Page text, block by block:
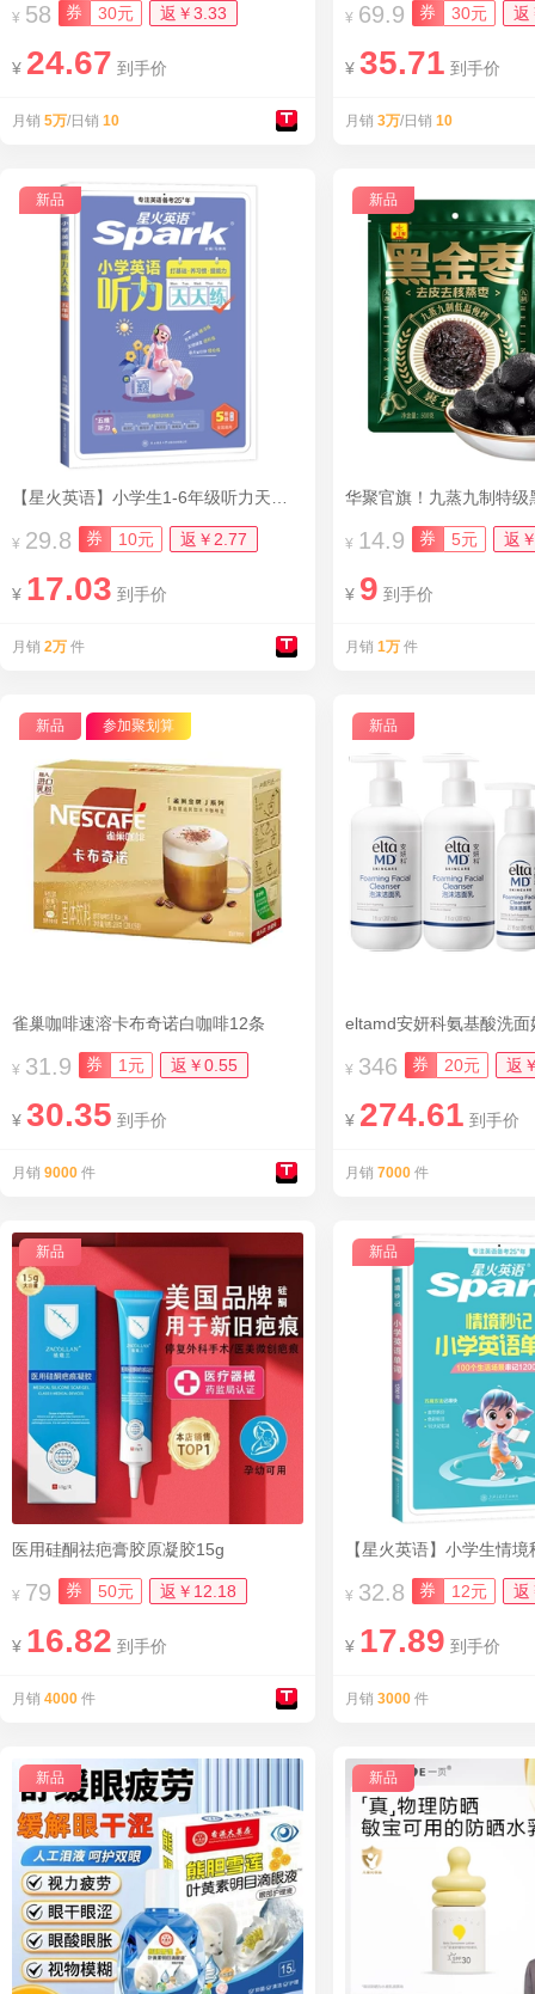
¥ 58 券 30元 返￥3.33
¥ 24.67 到手价
月销 5万/日销 10
¥ 69.9 券 30元 返
¥ 35.71 到手价
月销 3万/日销 10
新品
¥ 29.8 券 10元 返￥2.77
¥ 17.03 到手价
月销 2万 件
新品
华聚官旗！九蒸九制特级
¥ 14.9 券 5元 返
¥ 9 到手价
月销 1万 件
新品 参加聚划算
雀巢咖啡速溶卡布奇诺白咖啡12条
¥ 31.9 券 1元 返￥0.55
¥ 30.35 到手价
月销 9000 件
新品
eltamd安妍科氨基酸洗
¥ 346 券 20元 返
¥ 274.61 到手价
月销 7000 件
新品
医用硅酮祛疤膏胶原凝胶15g
¥ 79 券 50元 返￥12.18
¥ 16.82 到手价
月销 4000 件
新品
【星火英语】小学生情
¥ 32.8 券 12元 返
¥ 17.89 到手价
月销 3000 件
新品 新品